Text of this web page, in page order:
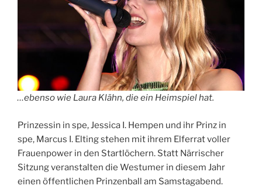
…ebenso wie Laura Klähn, die ein Heimspiel hat.
Prinzessin in spe, Jessica I. Hempen und ihr Prinz in
spe, Marcus I. Elting stehen mit ihrem Elferrat voller
Frauenpower in den Startlöchern. Statt Närrischer
Sitzung veranstalten die Westumer in diesem Jahr
einen öffentlichen Prinzenball am Samstagabend.